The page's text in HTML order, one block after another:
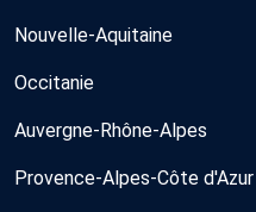
Nouvelle-Aquitaine
Occitanie
Auvergne-Rhône-Alpes
Provence-Alpes-Côte d'Azur